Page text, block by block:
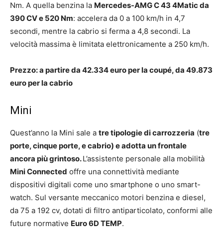
Nm. A quella benzina la Mercedes-AMG C 43 4Matic da
390 CV e 520 Nm: accelera da 0 a 100 km/h in 4,7
secondi, mentre la cabrio si ferma a 4,8 secondi. La
velocità massima è limitata elettronicamente a 250 km/h.
Prezzo: a partire da 42.334 euro per la coupé, da 49.873
euro per la cabrio
Mini
Quest’anno la Mini sale a tre tipologie di carrozzeria (tre
porte, cinque porte, e cabrio) e adotta un frontale
ancora più grintoso.L’assistente personale alla mobilità
Mini Connected offre una connettività mediante
dispositivi digitali come uno smartphone o uno smart-
watch. Sul versante meccanico motori benzina e diesel,
da 75 a 192 cv, dotati di filtro antiparticolato, conformi alle
future normative Euro 6D TEMP.